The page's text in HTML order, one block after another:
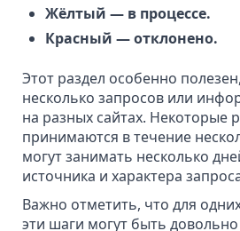
Жёлтый — в процессе.
Красный — отклонено.
Этот раздел особенно
несколько запросов или
на разных сайтах. Некоторые
принимаются в течение
могут занимать несколько
источника и характера
Важно отметить, что для
эти шаги могут быть